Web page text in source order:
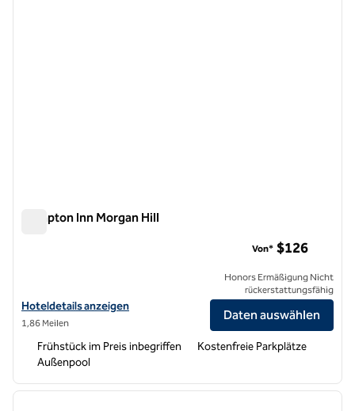
Hampton Inn Morgan Hill
Hoteldetails für Hampton Inn Morgan Hill anzeigen
Hoteldetails anzeigen
1,86 Meilen
Von* $126
Honors Ermäßigung Nicht
rückerstattungsfähig
Daten auswählen
Frühstück im Preis inbegriffen
Kostenfreie Parkplätze
Außenpool
1 von 12